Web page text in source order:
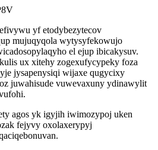
yf etodybezytecov
mujuqyqola wytysyfekowujo
el ejup ibicakysuv.
ux xitehy zogexufycypeky foza
jysapenysiqi wijaxe qugycixy
juwahisude vuwevaxuny ydinawylit
agos yk igyjih iwimozypoj uken
fejyvy oxolaxerypyj